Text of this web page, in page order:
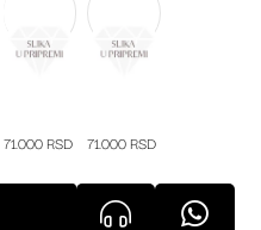
71.000 RSD 71.000 RSD